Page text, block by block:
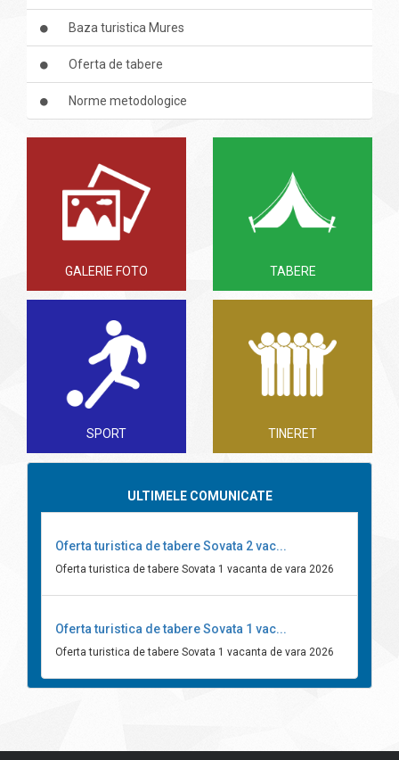
Baza turistica Mures
Oferta de tabere
Norme metodologice
GALERIE FOTO TABERE
SPORT TINERET
ULTIMELE COMUNICATE
Oferta turistica de tabere Sovata 2 vac...
Oferta turistica de tabere Sovata 1 vacanta de vara 2026
Oferta turistica de tabere Sovata 1 vac...
Oferta turistica de tabere Sovata 1 vacanta de vara 2026